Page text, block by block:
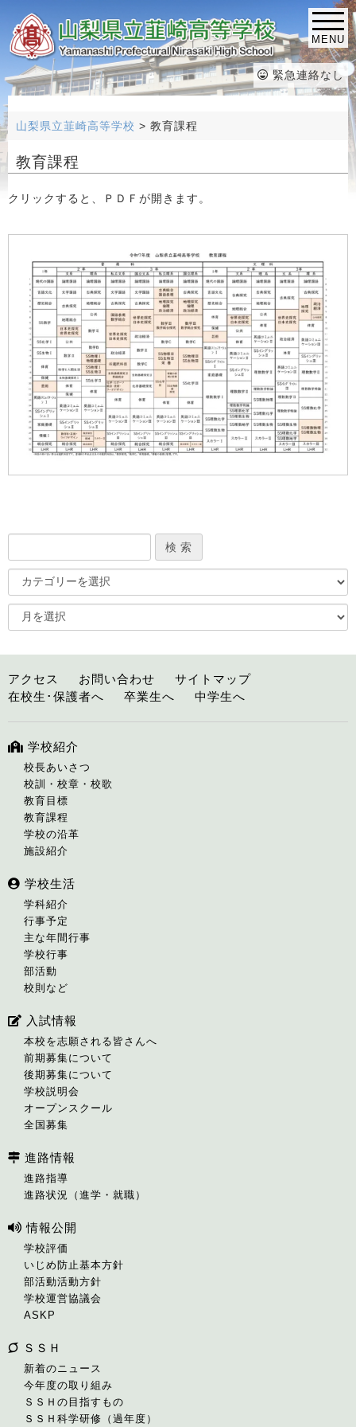
MENU
緊急連絡なし
山梨県立韮崎高等学校 > 教育課程
教育課程
クリックすると、ＰＤＦが開きます。
アクセス お問い合わせ
サイトマップ
在校生･保護者へ
卒業生へ 中学生へ
学校紹介
校長あいさつ
校訓・校章・校歌
教育目標
教育課程
学校の沿革
施設紹介
学校生活
学科紹介
行事予定
主な年間行事
学校行事
部活動
校則など
入試情報
本校を志願される皆さんへ
前期募集について
後期募集について
学校説明会
オープンスクール
全国募集
進路情報
進路指導
進路状況（進学・就職）
情報公開
学校評価
いじめ防止基本方針
部活動活動方針
学校運営協議会
ASKP
ＳＳＨ
新着のニュース
今年度の取り組み
ＳＳＨの目指すもの
ＳＳＨ科学研修（過年度）